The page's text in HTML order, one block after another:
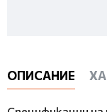
ОПИСАНИЕ